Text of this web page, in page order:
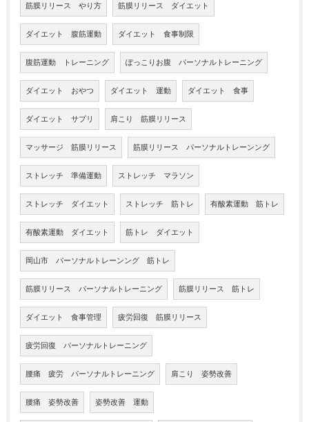
筋膜リリース やり方 筋膜リリース ダイエット
ダイエット 腹筋運動 ダイエット 食事制限
腹筋運動 トレーニング ぽっこりお腹 パーソナルトレーニング
ダイエット おやつ ダイエット 運動 ダイエット 食事
ダイエット サプリ 肩こり 筋膜リリース
マッサージ 筋膜リリース 筋膜リリース パーソナルトレーンング
ストレッチ 準備運動 ストレッチ マラソン
ストレッチ ダイエット ストレッチ 筋トレ 有酸素運動 筋トレ
有酸素運動 ダイエット 筋トレ ダイエット
岡山市 パーソナルトレーンング 筋トレ
筋膜リリース パーソナルトレーニング 筋膜リリース 筋トレ
ダイエット 食事管理 疲労回復 筋膜リリース
疲労回復 パーソナルトレーニング
腰痛 疲労 パーソナルトレーニング 肩こり 姿勢改善
腰痛 姿勢改善 姿勢改善 運動